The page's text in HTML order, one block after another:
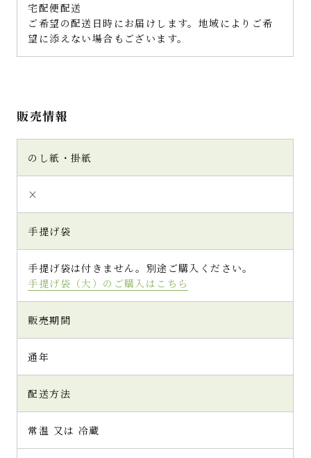
宅配便配送
ご希望の配送日時にお届けします。地域によりご希
望に添えない場合もございます。
販売情報
のし紙・掛紙
×
手提げ袋
手提げ袋は付きません。別途ご購入ください。
手提げ袋（大）のご購入はこちら
販売期間
通年
配送方法
常温 又は 冷蔵